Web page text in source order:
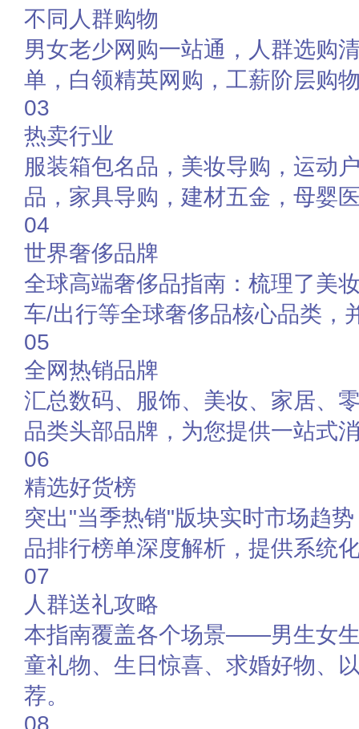
不同人群购物
男女老少网购一站通，人群选购
单，白领精英网购，工薪阶层购
03
热卖行业
服装箱包名品，美妆导购，运动
品，家具导购，建材五金，母婴
04
世界奢侈品牌
全球高端奢侈品指南：梳理了美
车/出行等全球奢侈品核心品类，
05
全网热销品牌
汇总数码、服饰、美妆、家居、
品类头部品牌，为您提供一站式
06
精选好货榜
突出"当季热销"版块实时市场趋
品排行榜单深度解析，提供系统
07
人群送礼攻略
本指南覆盖各个场景——男生女
童礼物、生日惊喜、求婚好物、
荐。
08